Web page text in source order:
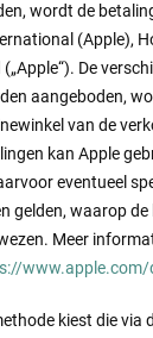
wordt de
(Apple),
De
aangeboden,
van de
kan Apple
eventueel
gelden, waarop
Meer
kiest die via